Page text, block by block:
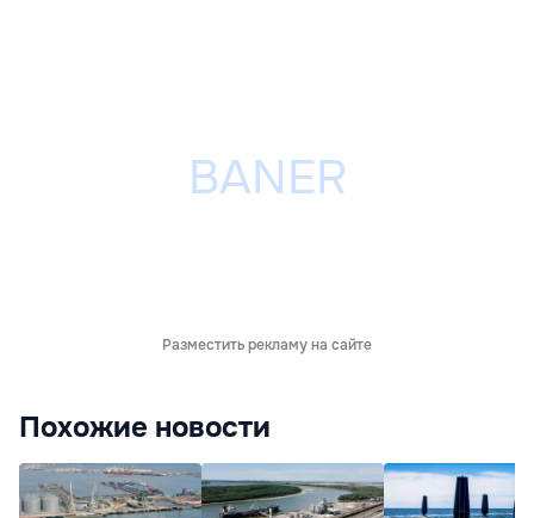
Разместить рекламу на сайте
Похожие новости